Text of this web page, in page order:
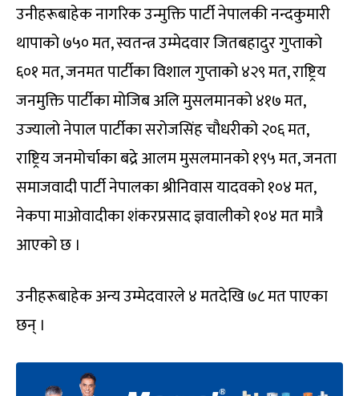
उनीहरूबाहेक नागरिक उन्मुक्ति पार्टी नेपालकी नन्दकुमारी
थापाको ७५० मत, स्वतन्त्र उम्मेदवार जितबहादुर गुप्ताको
६०१ मत, जनमत पार्टीका विशाल गुप्ताको ४२९ मत, राष्ट्रिय
जनमुक्ति पार्टीका मोजिब अलि मुसलमानको ४१७ मत,
उज्यालो नेपाल पार्टीका सरोजसिंह चौधरीको २०६ मत,
राष्ट्रिय जनमोर्चाका बद्रे आलम मुसलमानको १९५ मत, जनता
समाजवादी पार्टी नेपालका श्रीनिवास यादवको १०४ मत,
नेकपा माओवादीका शंकरप्रसाद ज्ञवालीको १०४ मत मात्रै
आएको छ ।
उनीहरूबाहेक अन्य उम्मेदवारले ४ मतदेखि ७८ मत पाएका
छन् ।